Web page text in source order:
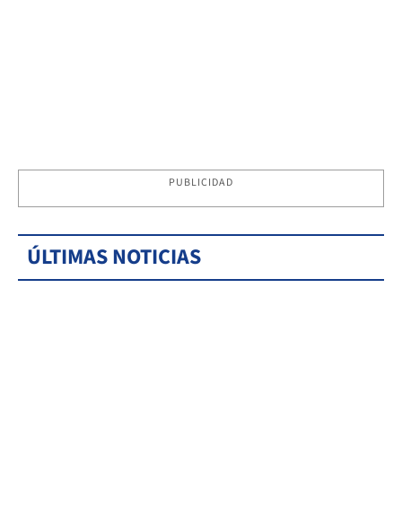
PUBLICIDAD
ÚLTIMAS NOTICIAS